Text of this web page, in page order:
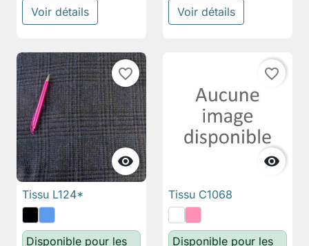
Voir détails Voir détails

favorite_border
Tissu L124*
Disponible pour les

favorite_border
Tissu C1068
Disponible pour les